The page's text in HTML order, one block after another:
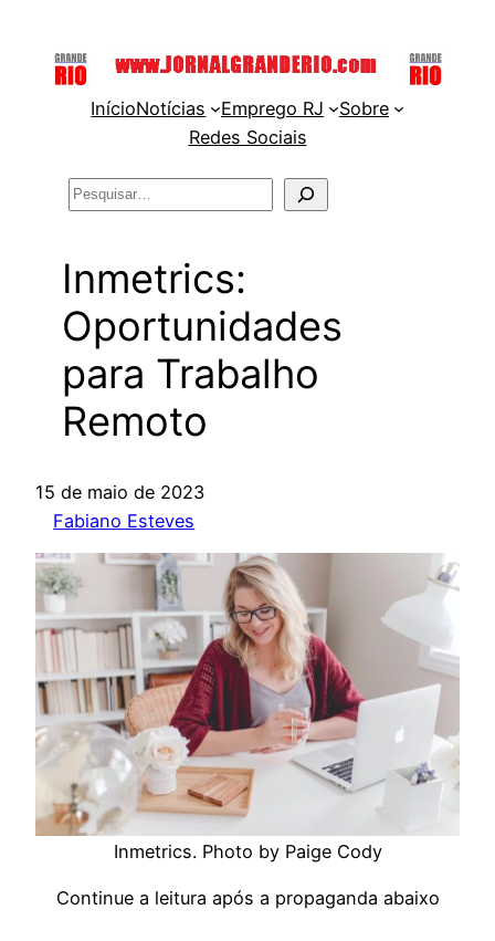
InícioNotícias Emprego RJ
Sobre
Redes Sociais
Pesquisar
Inmetrics:
Oportunidades
para Trabalho
Remoto
15 de maio de 2023
Fabiano Esteves
Inmetrics. Photo by Paige Cody
Continue a leitura após a propaganda abaixo